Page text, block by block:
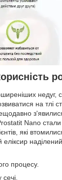
на тлі
Nano
які
процесу.